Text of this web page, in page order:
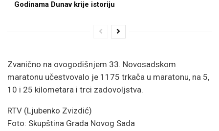
Godinama Dunav krije istoriju
Zvanično na ovogodišnjem 33. Novosadskom
maratonu učestvovalo je 1175 trkača u maratonu, na 5,
10 i 25 kilometara i trci zadovoljstva.
RTV (Ljubenko Zvizdić)
Foto: Skupština Grada Novog Sada